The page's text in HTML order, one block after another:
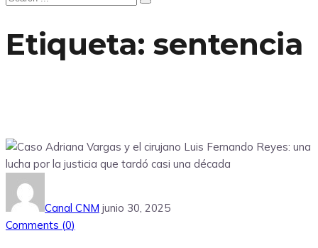
Etiqueta: sentencia
Canal CNM junio 30, 2025
Comments (0)